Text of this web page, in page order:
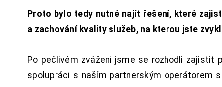
Proto bylo tedy nutné najít řešení, které
a zachování kvality služeb, na kterou jste
Po pečlivém zvážení jsme se rozhodli zajistit
spolupráci s naším partnerským operátorem